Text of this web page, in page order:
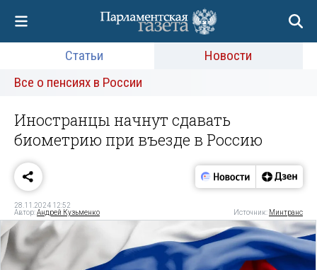
Статьи
Новости
Все о пенсиях в России
Иностранцы начнут сдавать
биометрию при въезде в Россию
28.11.2024 12:52
Автор:Андрей Кузьменко Источник: Минтранс